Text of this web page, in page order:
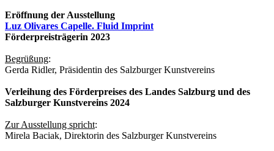
Eröffnung der Ausstellung
Luz Olivares Capelle. Fluid Imprint
Förderpreisträgerin 2023
Begrüßung:
Gerda Ridler, Präsidentin des Salzburger Kunstvereins
Verleihung des Förderpreises des Landes Salzburg und des
Salzburger Kunstvereins 2024
Zur Ausstellung spricht:
Mirela Baciak, Direktorin des Salzburger Kunstvereins